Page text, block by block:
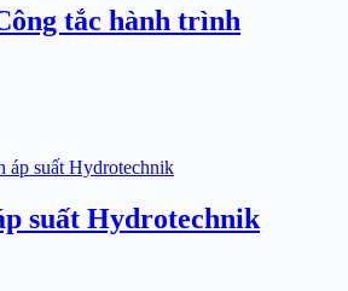
tắc hành trình
suất Hydrotechnik